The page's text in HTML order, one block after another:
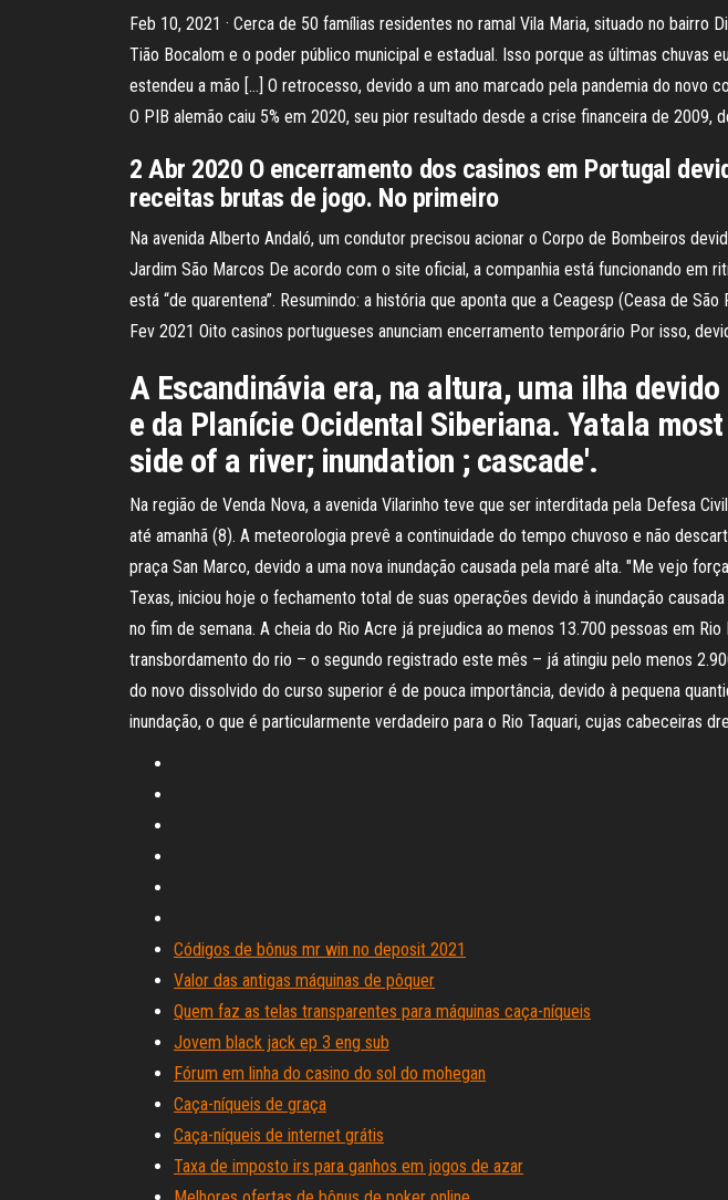
Feb 10, 2021 · Cerca de 50 famílias residentes no ramal Vila Maria, situado no
Tião Bocalom e o poder público municipal e estadual. Isso porque as últimas chuvas
estendeu a mão […] O retrocesso, devido a um ano marcado pela pandemia do novo
O PIB alemão caiu 5% em 2020, seu pior resultado desde a crise financeira de 2009,
2 Abr 2020 O encerramento dos casinos em Portugal
receitas brutas de jogo. No primeiro
Na avenida Alberto Andaló, um condutor precisou acionar o Corpo de Bombeiros
Jardim São Marcos De acordo com o site oficial, a companhia está funcionando em
está “de quarentena”. Resumindo: a história que aponta que a Ceagesp (Ceasa de
Fev 2021 Oito casinos portugueses anunciam encerramento temporário Por isso,
A Escandinávia era, na altura, uma ilha
e da Planície Ocidental Siberiana. Yatala
side of a river; inundation ; cascade'.
Na região de Venda Nova, a avenida Vilarinho teve que ser interditada pela Defesa
até amanhã (8). A meteorologia prevê a continuidade do tempo chuvoso e não
praça San Marco, devido a uma nova inundação causada pela maré alta. "Me vejo
Texas, iniciou hoje o fechamento total de suas operações devido à inundação
no fim de semana. A cheia do Rio Acre já prejudica ao menos 13.700 pessoas em
transbordamento do rio – o segundo registrado este mês – já atingiu pelo menos
do novo dissolvido do curso superior é de pouca importância, devido à pequena
inundação, o que é particularmente verdadeiro para o Rio Taquari, cujas cabeceiras
Códigos de bônus mr win no deposit 2021
Valor das antigas máquinas de pôquer
Quem faz as telas transparentes para máquinas caça-níqueis
Jovem black jack ep 3 eng sub
Fórum em linha do casino do sol do mohegan
Caça-níqueis de graça
Caça-níqueis de internet grátis
Taxa de imposto irs para ganhos em jogos de azar